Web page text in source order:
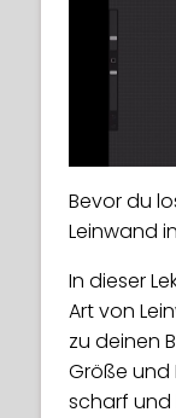
Bevor du
Leinwand
In dieser
Art von
zu deinen
Größe und
scharf und